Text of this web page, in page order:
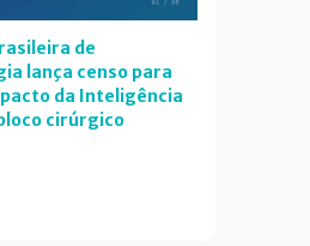
de
lança censo para
da Inteligência
cirúrgico